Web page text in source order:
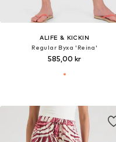
ALIFE & KICKIN
Regular Byxa 'Reina'
585,00 kr